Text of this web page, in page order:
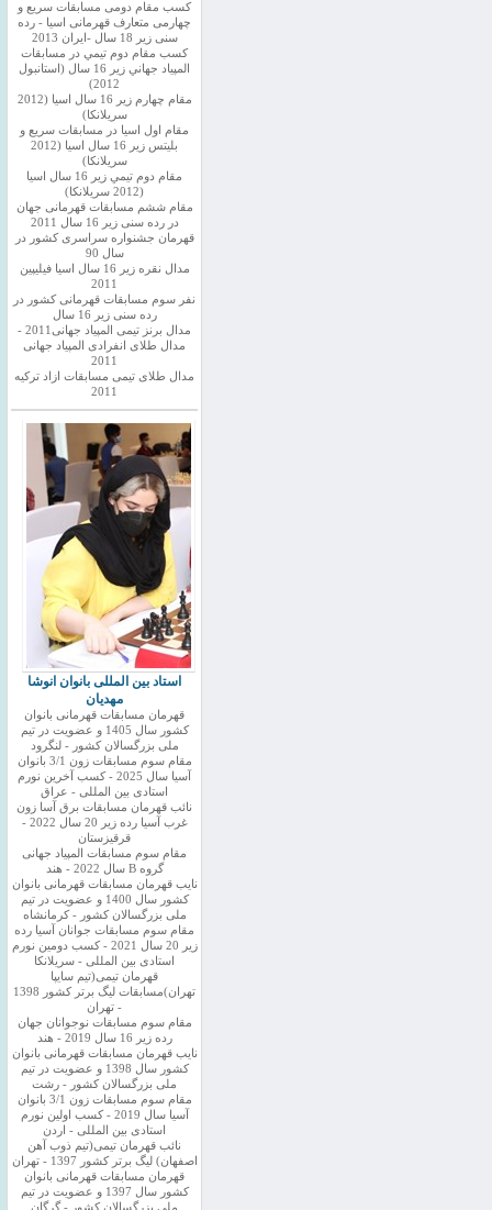
کسب مقام دومی مسابقات سریع و
چهارمی متعارف قهرمانی اسیا - رده
سنی زیر 18 سال -ایران 2013
كسب مقام دوم تيمي در مسابقات
المپياد جهاني زير 16 سال (استانبول
2012)
مقام چهارم زير 16 سال اسيا (2012
سريلانكا)
مقام اول اسيا در مسابقات سريع و
بليتس زير 16 سال اسيا (2012
سريلانكا)
مقام دوم تيمي زير 16 سال اسيا
(2012 سريلانكا)
مقام ششم مسابقات قهرمانی جهان
در رده سنی زیر 16 سال 2011
قهرمان جشنواره سراسری کشور در
سال 90
مدال نقره زیر 16 سال اسیا فیلیپین
2011
نفر سوم مسابقات قهرمانی کشور در
رده سنی زیر 16 سال
مدال برنز تیمی المپیاد جهانی2011 -
مدال طلای انفرادی المپیاد جهانی
2011
مدال طلای تیمی مسابقات ازاد ترکیه
2011
استاد بین المللی بانوان انوشا
مهدیان
قهرمان مسابقات قهرمانی بانوان
کشور سال 1405 و عضویت در تیم
ملی بزرگسالان کشور - لنگرود
مقام سوم مسابقات زون 3/1 بانوان
آسیا سال 2025 - کسب آخرین نورم
استادی بین المللی - عراق
نائب قهرمان مسابقات برق آسا زون
غرب آسیا رده زیر 20 سال 2022 -
قرقیزستان
مقام سوم مسابقات المپیاد جهانی
گروه B سال 2022 - هند
نایب قهرمان مسابقات قهرمانی بانوان
کشور سال 1400 و عضویت در تیم
ملی بزرگسالان کشور - کرمانشاه
مقام سوم مسابقات جوانان آسیا رده
زیر 20 سال 2021 - کسب دومین نورم
استادی بین المللی - سریلانکا
قهرمان تیمی(تیم سایپا
تهران)مسابقات لیگ برتر کشور 1398
- تهران
مقام سوم مسابقات نوجوانان جهان
رده زیر 16 سال 2019 - هند
نایب قهرمان مسابقات قهرمانی بانوان
کشور سال 1398 و عضویت در تیم
ملی بزرگسالان کشور - رشت
مقام سوم مسابقات زون 3/1 بانوان
آسیا سال 2019 - کسب اولین نورم
استادی بین المللی - اردن
نائب قهرمان تیمی(تیم ذوب آهن
اصفهان) لیگ برتر کشور 1397 - تهران
قهرمان مسابقات قهرمانی بانوان
کشور سال 1397 و عضویت در تیم
ملی بزرگسالان کشور - گرگان